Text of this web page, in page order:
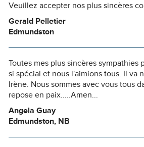
Veuillez accepter nos plus sincères
Gerald Pelletier
Edmundston
Toutes mes plus sincères
si spécial et nous l'aimions tous. Il va
Irène. Nous sommes avec vous tous
repose en paix.....Amen...
Angela Guay
Edmundston, NB